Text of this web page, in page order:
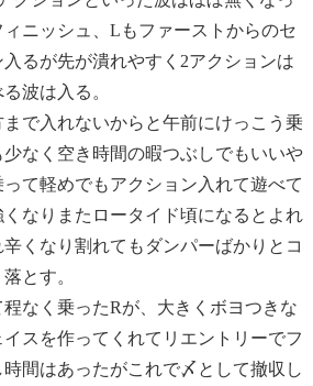
ニッシュ、Lもファーストからのセ
るが先が潰れやすく2アクションは
波は入る。
で入れないからと午前にけっこう乗
なく空き時間の暇つぶしでもいいや
て軽めでもアクション入れて遊べて
なりまたロータイド頃になるとよれ
くなり割れてもダンパーばかりとコ
とす。
なく乗ったRが、大きくボヨつきな
スを作ってくれてリエントリーでフ
間はあったがこれで〆として撤収し